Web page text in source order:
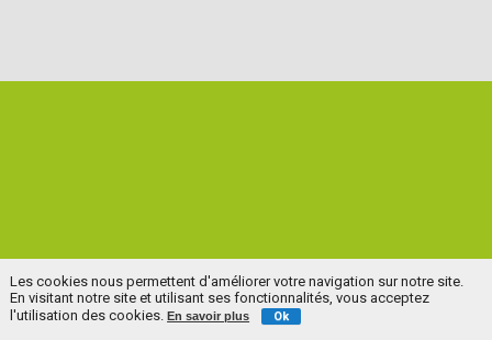
Les cookies nous permettent d'améliorer votre navigation sur notre site.
En visitant notre site et utilisant ses fonctionnalités, vous acceptez
l'utilisation des cookies.En savoir plus Ok